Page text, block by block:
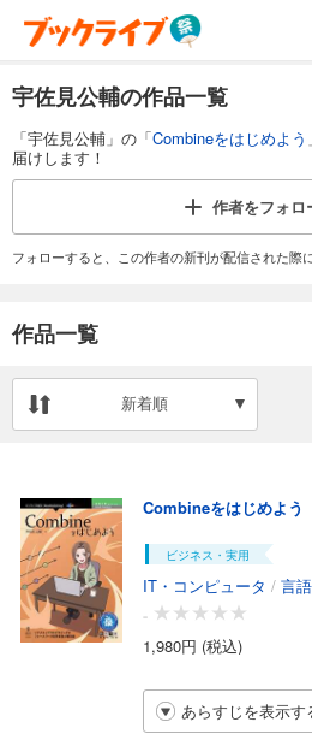
宇佐見公輔の作品一覧
「宇佐見公輔」の「Combineをはじめよう
届けします！
作者をフォロ
フォローすると、この作者の新刊が配信された際
作品一覧
新着順
Combineをはじめよう
ビジネス・実用
IT・コンピュータ / 言語
-
1,980円 (税込)
あらすじを表示す